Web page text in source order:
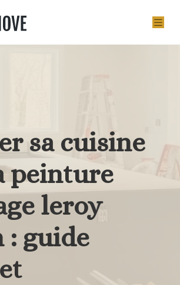
sa cuisine
peinture
leroy
guide